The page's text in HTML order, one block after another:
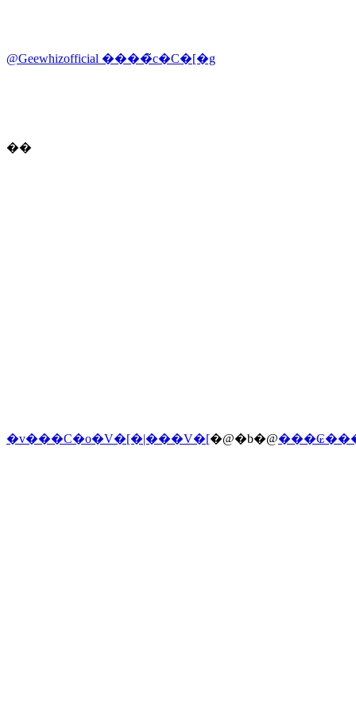
@Geewhizofficial ����̃c�C�[�g
��
�v���C�o�V�[�|���V�[�@�b�@